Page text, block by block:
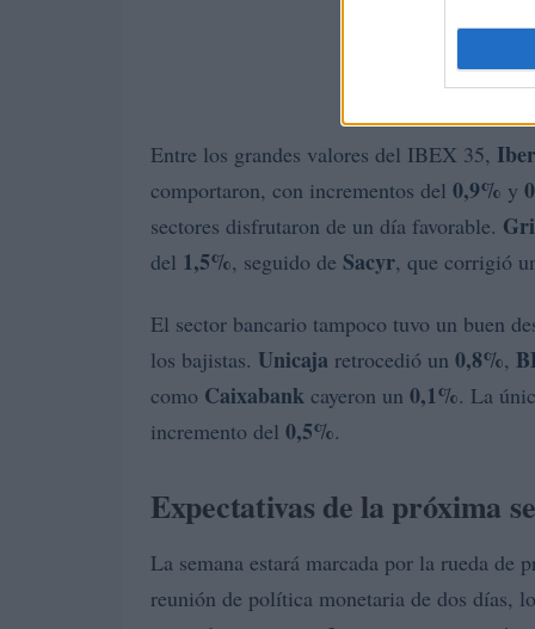
Entre los grandes valores del IBEX 35,
comportaron, con incrementos del 0,9% y
sectores disfrutaron de un día favorable.
del 1,5%, seguido de Sacyr, que corrigió
El sector bancario tampoco tuvo un buen
los bajistas. Unicaja retrocedió un 0,8%,
como Caixabank cayeron un 0,1%. La
incremento del 0,5%.
Expectativas de la próxima
La semana estará marcada por la rueda de
reunión de política monetaria de dos días,